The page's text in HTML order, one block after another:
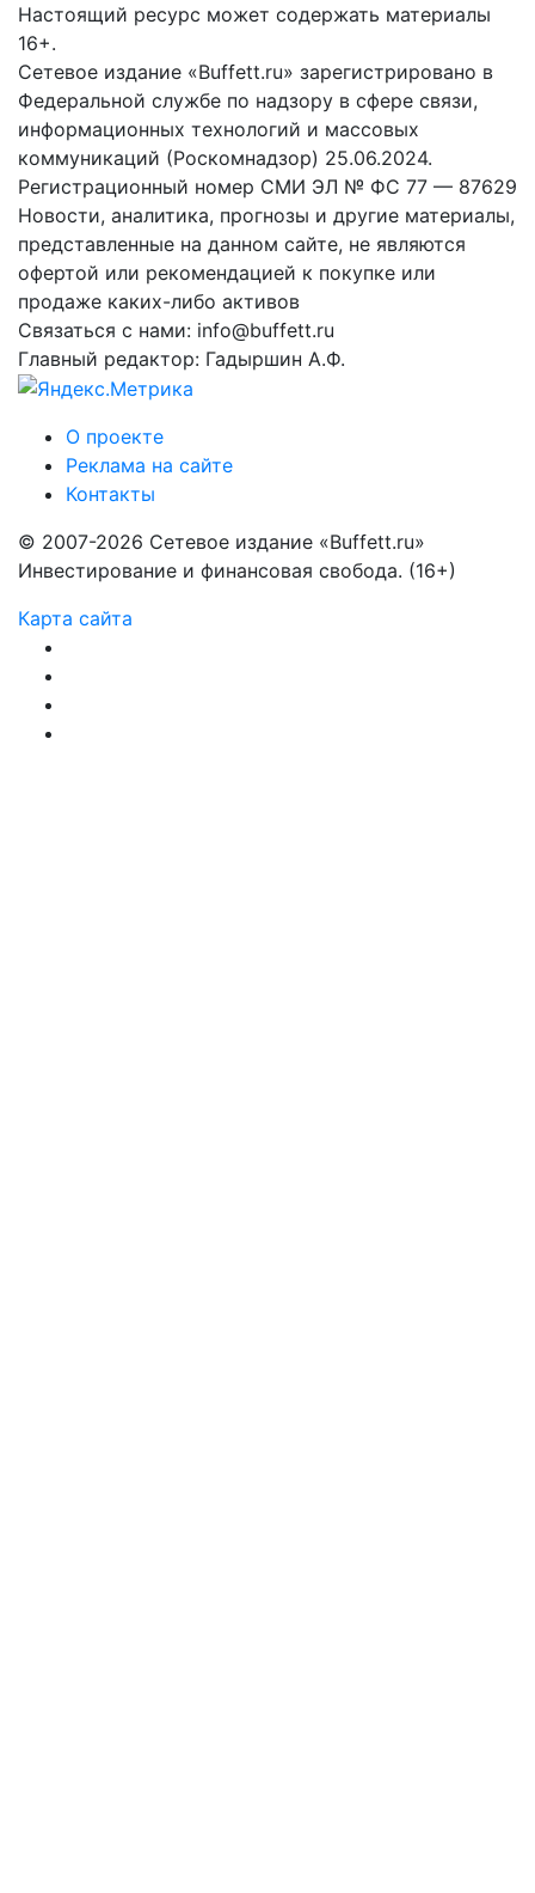
Настоящий ресурс может содержать материалы
16+.
Сетевое издание «Buffett.ru» зарегистрировано в
Федеральной службе по надзору в сфере связи,
информационных технологий и массовых
коммуникаций (Роскомнадзор) 25.06.2024.
Регистрационный номер СМИ ЭЛ № ФС 77 — 87629
Новости, аналитика, прогнозы и другие материалы,
представленные на данном сайте, не являются
офертой или рекомендацией к покупке или
продаже каких-либо активов
Связаться с нами: info@buffett.ru
Главный редактор: Гадыршин А.Ф.
О проекте
Реклама на сайте
Контакты
© 2007-2026 Сетевое издание «Buffett.ru»
Инвестирование и финансовая свобода. (16+)
Карта сайта